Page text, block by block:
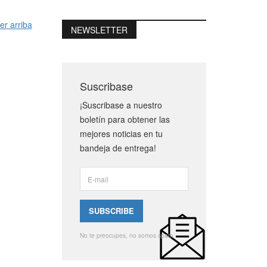
arriba NEWSLETTER
Suscribase
¡Suscribase a nuestro
boletín para obtener las
mejores noticias en tu
bandeja de entrega!
No te preocupes, no somos spam